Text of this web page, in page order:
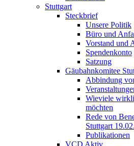
Stuttgart
Steckbrief
Unsere Politik
Büro und
Vorstand und
Spendenkonto
Satzung
Gäubahnkomitee
Abbindung
Wieviele
möchten
Rede von
Stuttgart
Publikationen
VCD Aktiv